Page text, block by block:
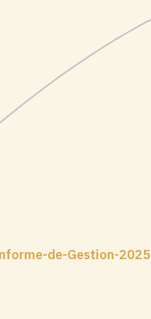
de-Gestion-2025